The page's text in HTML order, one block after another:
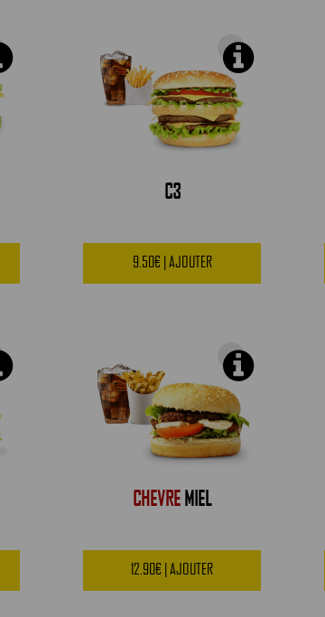
C3
9.50€ | AJOUTER
CHEVRE MIEL
12.90€ | AJOUTER